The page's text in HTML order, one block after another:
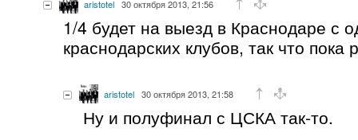
aristotel 30 октября 2013, 21:56
1/4 будет на выезд в Краснодаре с
краснодарских клубов, так что пока
aristotel 30 октября 2013, 21:58
Ну и полуфинал с ЦСКА так-то.